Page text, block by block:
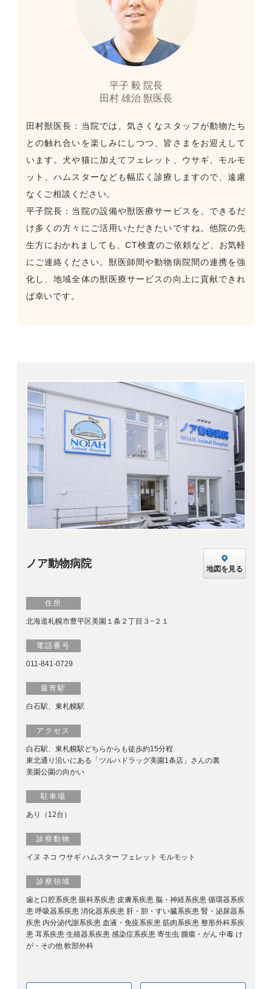
平子 毅 院長
田村 雄治 獣医長
田村獣医長：当院では、気さくなスタッフが動物たち
との触れ合いを楽しみにしつつ、皆さまをお迎えして
います。犬や猫に加えてフェレット、ウサギ、モルモ
ット、ハムスターなども幅広く診療しますので、遠慮
なくご相談ください。
平子院長：当院の設備や獣医療サービスを、できるだ
け多くの方々にご活用いただきたいですね。他院の先
生方におかれましても、CT検査のご依頼など、お気軽
にご連絡ください。獣医師間や動物病院間の連携を強
化し、地域全体の獣医療サービスの向上に貢献できれ
ば幸いです。
ノア動物病院 地図を見る
住所
北海道札幌市豊平区美園１条２丁目３−２１
電話番号
011-841-0729
最寄駅
白石駅、東札幌駅
アクセス
白石駅、東札幌駅どちらからも徒歩約15分程
東北通り沿いにある「ツルハドラッグ美園1条店」さんの裏
美園公園の向かい
駐車場
あり（12台）
診察動物
イヌ ネコ ウサギ ハムスター フェレット モルモット
診察領域
歯と口腔系疾患 眼科系疾患 皮膚系疾患 脳・神経系疾患 循環器系疾
患 呼吸器系疾患 消化器系疾患 肝・胆・すい臓系疾患 腎・泌尿器系
疾患 内分泌代謝系疾患 血液・免疫系疾患 筋肉系疾患 整形外科系疾
患 耳系疾患 生殖器系疾患 感染症系疾患 寄生虫 腫瘍・がん 中毒 け
が・その他 軟部外科